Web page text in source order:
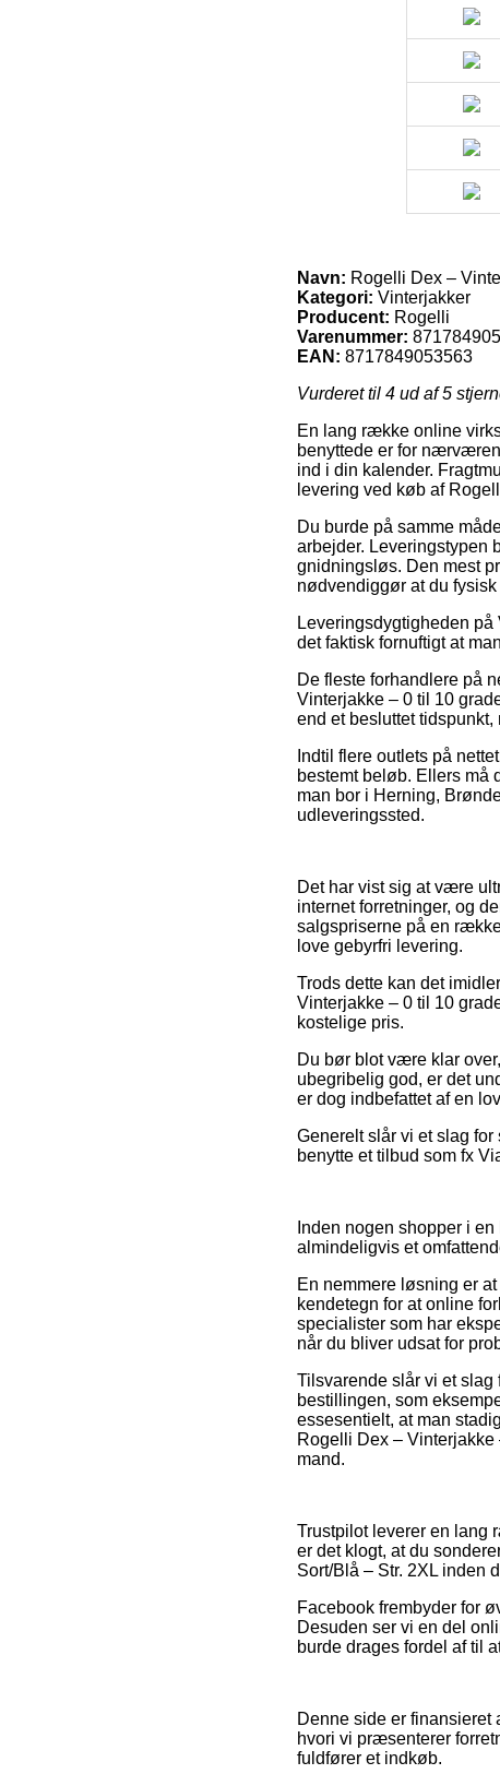
Navn: Rogelli Dex –
Kategori: Vinterjakker
Producent: Rogelli
Varenummer:
EAN: 8717849053563
Vurderet til 4 ud af 5
En lang række online
benyttede er for
ind i din kalender.
levering ved køb af
Du burde på samme
arbejder. Leveringstypen
gnidningsløs. Den mest
nødvendiggør at du
Leveringsdygtigheden
det faktisk fornuftigt at
De fleste forhandlere på
Vinterjakke – 0 til 10
end et besluttet
Indtil flere outlets på
bestemt beløb. Ellers må
man bor i Herning,
udleveringssted.
Det har vist sig at være
internet forretninger, og
salgspriserne på en
love gebyrfri levering.
Trods dette kan det
Vinterjakke – 0 til 10
kostelige pris.
Du bør blot være klar
ubegribelig god, er det
er dog indbefattet af en
Generelt slår vi et slag
benytte et tilbud som fx
Inden nogen shopper i
almindeligvis et
En nemmere løsning er
kendetegn for at online
specialister som har
når du bliver udsat for
Tilsvarende slår vi et slag
bestillingen, som
essesentielt, at man
Rogelli Dex –
mand.
Trustpilot leverer en lang
er det klogt, at du
Sort/Blå – Str. 2XL inden
Facebook frembyder for
Desuden ser vi en del
burde drages fordel af til
Denne side er
hvori vi præsenterer
fuldfører et indkøb.